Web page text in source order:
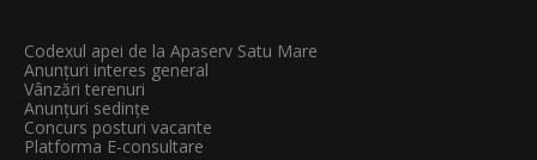
Codexul apei de la Apaserv Satu Mare
Anunțuri interes general
Vânzări terenuri
Anunțuri sedințe
Concurs posturi vacante
Platforma E-consultare